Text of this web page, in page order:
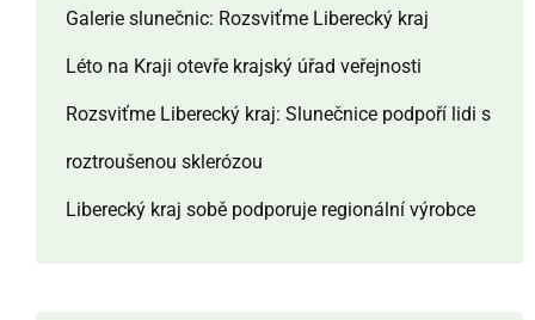
Galerie slunečnic: Rozsviťme Liberecký kraj
Léto na Kraji otevře krajský úřad veřejnosti
Rozsviťme Liberecký kraj: Slunečnice podpoří lidi s
roztroušenou sklerózou
Liberecký kraj sobě podporuje regionální výrobce